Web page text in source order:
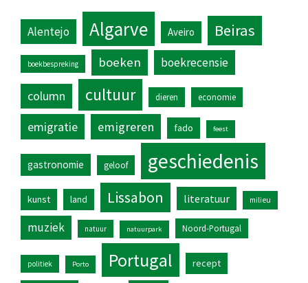
Alentejo Algarve Aveiro Beiras
boekbespreking boeken boekrecensie
column cultuur dieren economie
emigratie emigreren fado feest
gastronomie geloof geschiedenis
kunst land Lissabon literatuur milieu
muziek natuur natuurpark Noord-Portugal
politiek Porto Portugal recept